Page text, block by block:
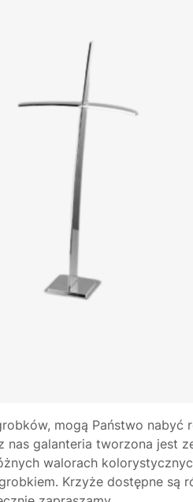
mogą Państwo nabyć
nas galanteria tworzona jest
walorach
Krzyże dostępne są